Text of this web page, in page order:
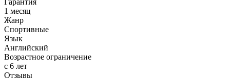
1 месяц
Жанр
Спортивные
Язык
Английский
Возрастное ограничение
с 6 лет
Отзывы